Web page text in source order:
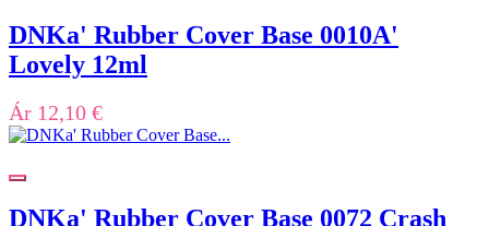
DNKa' Rubber Cover Base 0010A'
Lovely 12ml
Ár 12,10 €
DNKa' Rubber Cover Base 0072 Crash